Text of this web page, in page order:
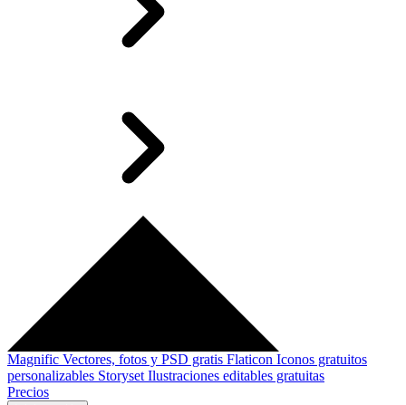
Magnific Vectores, fotos y PSD gratis Flaticon Iconos gratuitos
personalizables Storyset Ilustraciones editables gratuitas
Precios